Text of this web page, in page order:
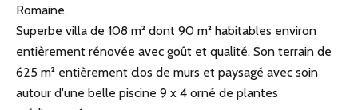
Romaine.
Superbe villa de 108 m² dont 90 m² habitables environ
entièrement rénovée avec goût et qualité. Son terrain de
625 m² entièrement clos de murs et paysagé avec soin
autour d'une belle piscine 9 x 4 orné de plantes